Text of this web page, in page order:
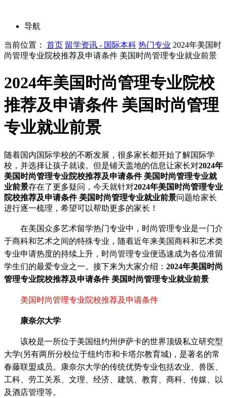
导航
当前位置： 首页 留学资讯 - 国际本科 热门专业 2024年美国时
尚管理专业院校推荐及申请条件 美国时尚管理专业就业前景
2024年美国时尚管理专业院校
推荐及申请条件 美国时尚管理
专业就业前景
随着国内国际学校的不断发展，很多家长都开始了解国际学
校，并选择让孩子就读。但是铺天盖地的信息让家长对2024年
美国时尚管理专业院校推荐及申请条件 美国时尚管理专业就
业前景存在了更多疑问，今天就针对2024年美国时尚管理专业
院校推荐及申请条件 美国时尚管理专业就业前景问题给家长
进行逐一梳理，希望可以帮助更多的家长！
在美国众多艺术留学热门专业中，时尚管理专业是一门介
于商科和艺术之间的特殊专业，随着近年来美国商科和艺术类
专业申请热度的持续上升，时尚管理专业便迅速成为各位准留
学生们的最爱专业之一。接下来为大家介绍： 2024年美国时尚
管理专业院校推荐及申请条件 美国时尚管理专业就业前景
美国时尚管理专业院校推荐及申请条件
康奈尔大学
该校是一所位于美国纽约州伊萨卡的世界顶级私立研究型
大学(另有两所分校位于纽约市和卡塔尔教育城)，是著名的常
春藤联盟成员。康奈尔大学的传统优势专业包括农业、兽医、
工科、劳工关系、文理、经济、建筑、教育、商科、传媒、以
及酒店管理等。